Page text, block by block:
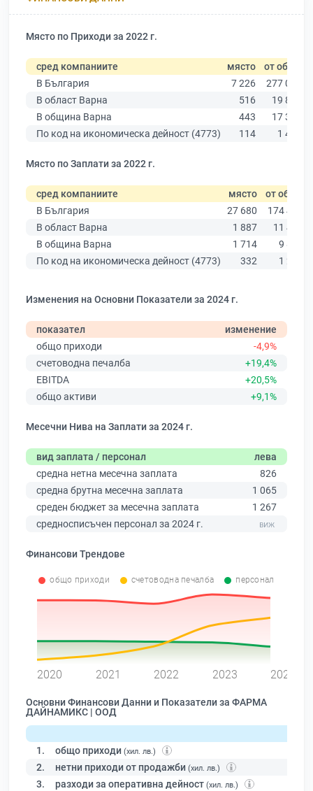
Място по Приходи за 2022 г.
сред компаниите място от общо
В България
7 226
277 019
В област Варна
516
19 882
В община Варна
443
17 349
По код на икономическа дейност (4773)
114 1 427
Място по Заплати за 2022 г.
сред компаниите място от общо
В България
27 680
174 403
В област Варна
1 887
11 437
В община Варна
1 714
9 876
По код на икономическа дейност (4773)
332 1 231
Изменения на Основни Показатели за 2024 г.
показател
изменение
общо приходи
-4,9%
счетоводна печалба
+19,4%
EBITDA
+20,5%
общо активи
+9,1%
Месечни Нива на Заплати за 2024 г.
вид заплата / персонал
лева
средна нетна месечна заплата
826
средна брутна месечна заплата
1 065
среден бюджет за месечна заплата
1 267
средносписъчен персонал за 2024 г.
Финансови Трендове
общо приходи счетоводна печалба персонал
2020 2021 2022 2023 2024
Основни Финансови Данни и Показатели за ФАРМА
ДАЙНАМИКС | ООД
1. общо приходи (хил. лв.)
2. нетни приходи от продажби (хил. лв.)
3. разходи за оперативна дейност (хил. лв.)